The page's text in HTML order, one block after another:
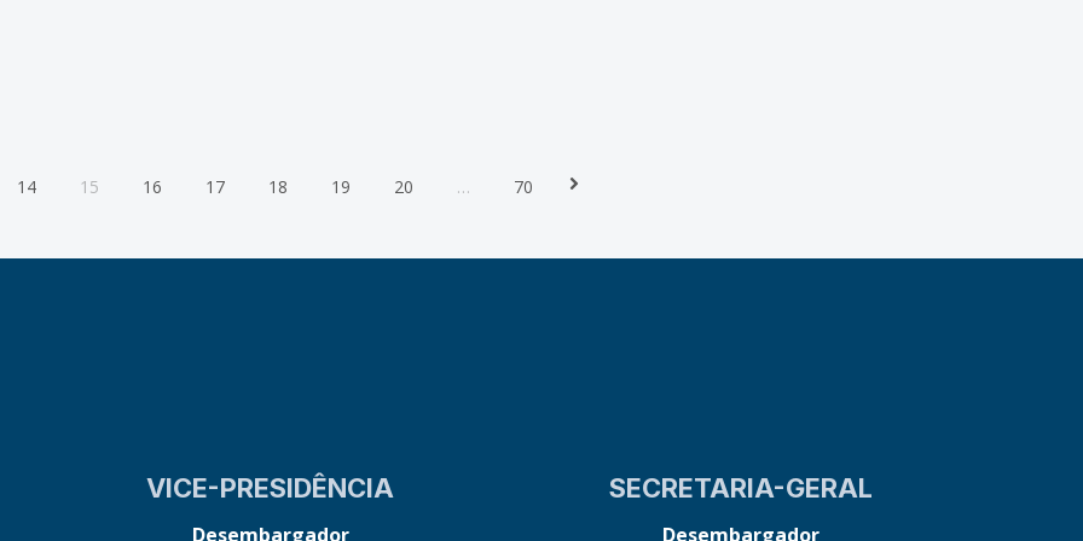
14 15 16 17 18 19 20 … 70 Next
VICE-PRESIDÊNCIA
Desembargador
SECRETARIA-GERAL
Desembargador